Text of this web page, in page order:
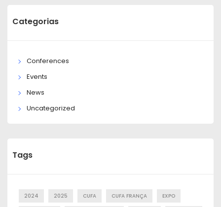
Categorias
Conferences
Events
News
Uncategorized
Tags
2024 2025 CUFA CUFA FRANÇA EXPO